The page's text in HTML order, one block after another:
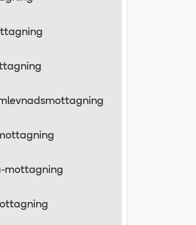
mottagning